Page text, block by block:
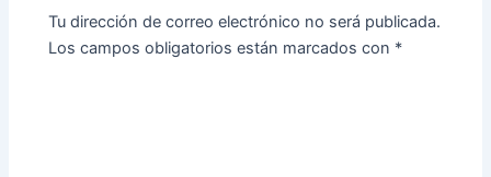
Tu dirección de correo electrónico no será publicada.
Los campos obligatorios están marcados con *